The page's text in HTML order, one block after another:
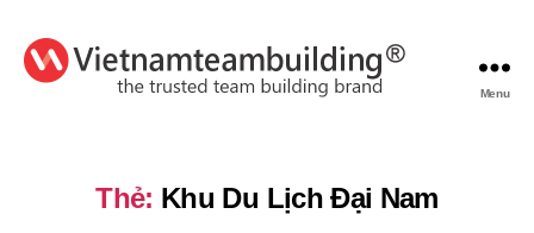
Menu
Thẻ: Khu Du Lịch Đại Nam